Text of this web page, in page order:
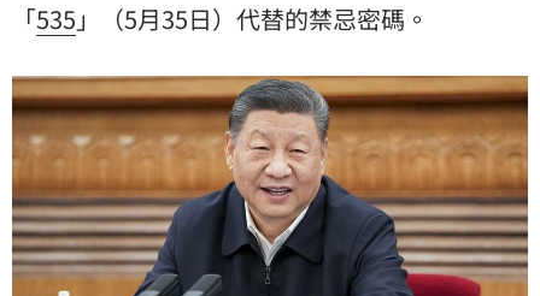
「535 」（5月35日）代替的禁忌密碼。